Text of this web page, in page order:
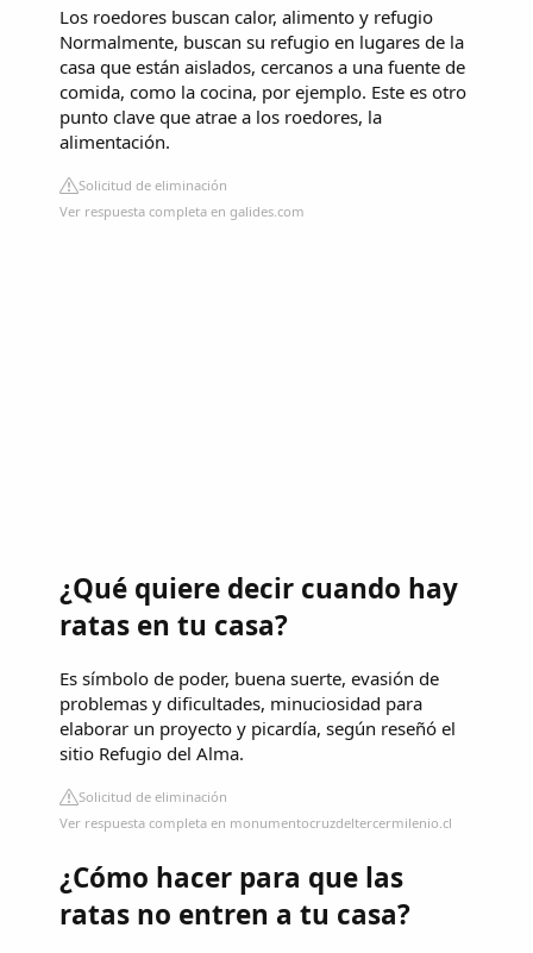
Los roedores buscan calor, alimento y refugio
Normalmente, buscan su refugio en lugares de la
casa que están aislados, cercanos a una fuente de
comida, como la cocina, por ejemplo. Este es otro
punto clave que atrae a los roedores, la
alimentación.
Solicitud de eliminación
Ver respuesta completa en galides.com
¿Qué quiere decir cuando hay
ratas en tu casa?
Es símbolo de poder, buena suerte, evasión de
problemas y dificultades, minuciosidad para
elaborar un proyecto y picardía, según reseñó el
sitio Refugio del Alma.
Solicitud de eliminación
Ver respuesta completa en monumentocruzdeltercermilenio.cl
¿Cómo hacer para que las
ratas no entren a tu casa?